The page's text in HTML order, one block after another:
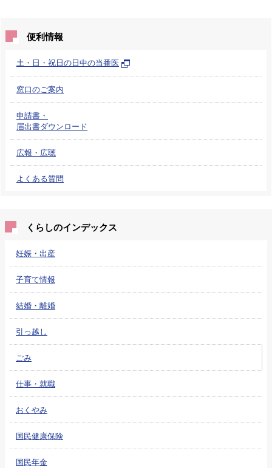
便利情報
土・日・祝日の日中の当番医
窓口のご案内
申請書・
届出書ダウンロード
広報・広聴
よくある質問
くらしのインデックス
妊娠・出産
子育て情報
結婚・離婚
引っ越し
ごみ
仕事・就職
おくやみ
国民健康保険
国民年金